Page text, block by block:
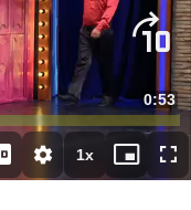
Süre
0:53
1xOynatma
Hızı
Mini
oynatıcı